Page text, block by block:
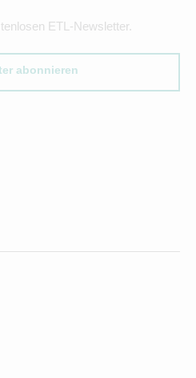
ETL-Newsletter.
abonnieren